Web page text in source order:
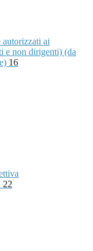
ai
e non dirigenti) (da
16
22